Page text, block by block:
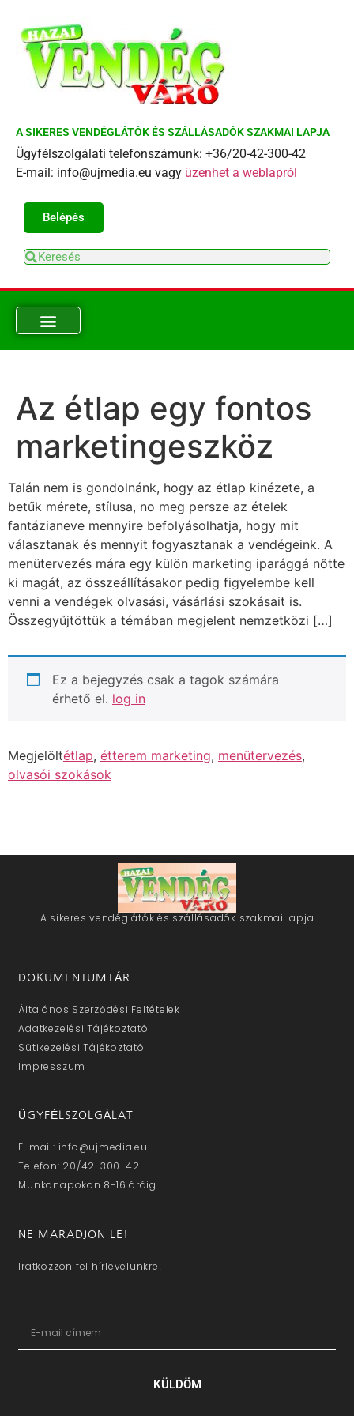
A SIKERES VENDÉGLÁTÓK ÉS SZÁLLÁSADÓK SZAKMAI LAPJA
Ügyfélszolgálati telefonszámunk: +36/20-42-300-42
E-mail: info@ujmedia.eu vagy üzenhet a weblapról
Belépés
Az étlap egy fontos
marketingeszköz
Talán nem is gondolnánk, hogy az étlap kinézete, a
betűk mérete, stílusa, no meg persze az ételek
fantázianeve mennyire befolyásolhatja, hogy mit
választanak és mennyit fogyasztanak a vendégeink. A
menütervezés mára egy külön marketing iparággá nőtte
ki magát, az összeállításakor pedig figyelembe kell
venni a vendégek olvasási, vásárlási szokásait is.
Összegyűjtöttük a témában megjelent nemzetközi […]
Ez a bejegyzés csak a tagok számára
érhető el. log in
Megjelöltétlap, étterem marketing, menütervezés,
olvasói szokások
A sikeres vendéglátók és szállásadók szakmai lapja
DOKUMENTUMTÁR
Általános Szerződési Feltételek
Adatkezelési Tájékoztató
Sütikezelési Tájékoztató
Impresszum
ÜGYFÉLSZOLGÁLAT
E-mail: info@ujmedia.eu
Telefon: 20/42-300-42
Munkanapokon 8-16 óráig
NE MARADJON LE!
Iratkozzon fel hírlevelünkre!
KÜLDÖM